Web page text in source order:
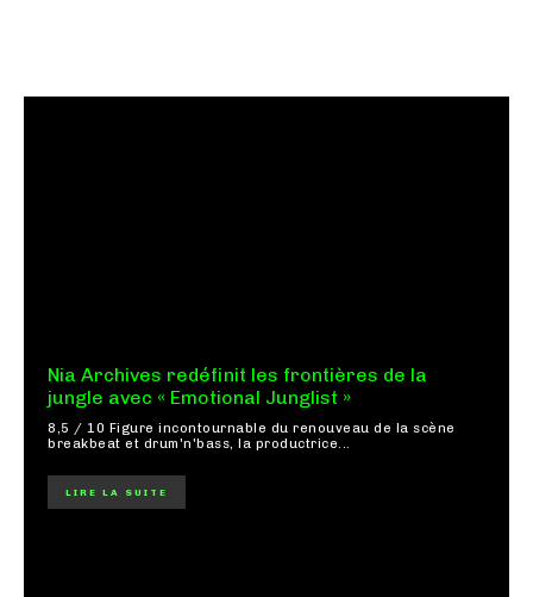
Nia Archives redéfinit les frontières de la
jungle avec « Emotional Junglist »
8,5 / 10 Figure incontournable du renouveau de la scène
breakbeat et drum'n'bass, la productrice...
LIRE LA SUITE